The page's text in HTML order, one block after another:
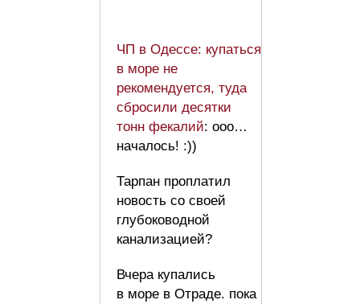
ЧП в Одессе: купаться
в море не
рекомендуется, туда
сбросили десятки
тонн фекалий: ооо…
началось! :))
Тарпан проплатил
новость со своей
глубоководной
канализацией?
Вчера купались
в море в Отраде. пока